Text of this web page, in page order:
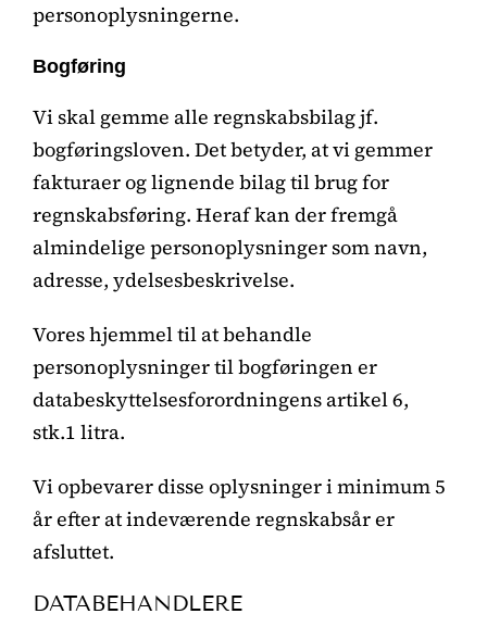
personoplysningerne.
Bogføring
Vi skal gemme alle regnskabsbilag jf.
bogføringsloven. Det betyder, at vi gemmer
fakturaer og lignende bilag til brug for
regnskabsføring. Heraf kan der fremgå
almindelige personoplysninger som navn,
adresse, ydelsesbeskrivelse.
Vores hjemmel til at behandle
personoplysninger til bogføringen er
databeskyttelsesforordningens artikel 6,
stk.1 litra.
Vi opbevarer disse oplysninger i minimum 5
år efter at indeværende regnskabsår er
afsluttet.
DATABEHANDLERE